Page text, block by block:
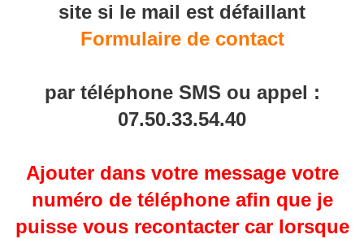
site si le mail est défaillant
Formulaire de contact
par téléphone SMS ou appel :
07.50.33.54.40
Ajouter dans votre message votre
numéro de téléphone afin que je
puisse vous recontacter car lorsque